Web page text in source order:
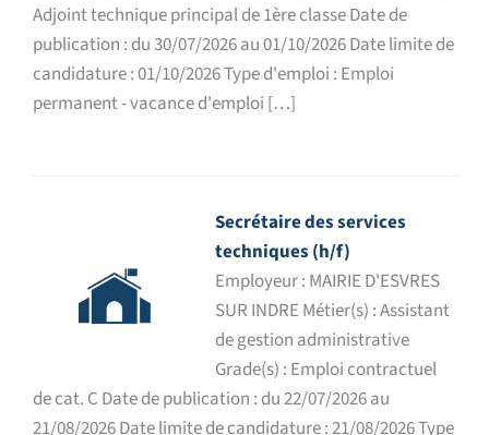
Adjoint technique principal de 1ère classe Date de
publication : du 30/07/2026 au 01/10/2026 Date limite de
candidature : 01/10/2026 Type d'emploi : Emploi
permanent - vacance d'emploi […]
Secrétaire des services
techniques (h/f)
Employeur : MAIRIE D'ESVRES
SUR INDRE Métier(s) : Assistant
de gestion administrative
Grade(s) : Emploi contractuel
de cat. C Date de publication : du 22/07/2026 au
21/08/2026 Date limite de candidature : 21/08/2026 Type